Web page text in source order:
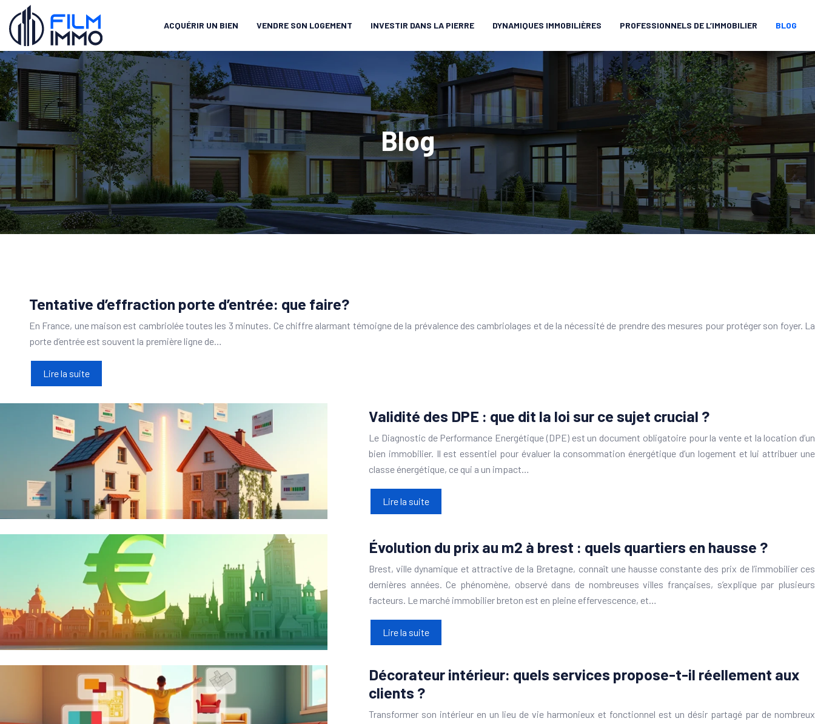
ACQUÉRIR UN BIEN VENDRE SON LOGEMENT INVESTIR DANS LA PIERRE DYNAMIQUES IMMOBILIÈRES PROFESSIONNELS DE L’IMMOBILIER BLOG
Blog
Tentative d’effraction porte d’entrée: que faire?
En France, une maison est cambriolée toutes les 3 minutes. Ce chiffre alarmant témoigne de la prévalence des cambriolages et de la nécessité de prendre des mesures pour protéger son foyer. La
porte d’entrée est souvent la première ligne de…
Lire la suite
Validité des DPE : que dit la loi sur ce sujet crucial ?
Le Diagnostic de Performance Energétique (DPE) est un document obligatoire pour la vente et la location d’un
bien immobilier. Il est essentiel pour évaluer la consommation énergétique d’un logement et lui attribuer une
classe énergétique, ce qui a un impact…
Lire la suite
Évolution du prix au m2 à brest : quels quartiers en hausse ?
Brest, ville dynamique et attractive de la Bretagne, connaît une hausse constante des prix de l’immobilier ces
dernières années. Ce phénomène, observé dans de nombreuses villes françaises, s’explique par plusieurs
facteurs. Le marché immobilier breton est en pleine effervescence, et…
Lire la suite
Décorateur intérieur: quels services propose-t-il réellement aux
clients ?
Transformer son intérieur en un lieu de vie harmonieux et fonctionnel est un désir partagé par de nombreux